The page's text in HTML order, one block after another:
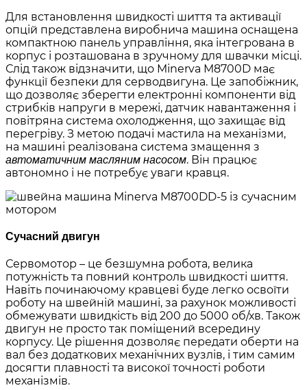
Для встановлення швидкості шиття та активації
опцій представлена виробнича машина оснащена
компактною панель управління, яка інтегрована в
корпус і розташована в зручному для швачки місці.
Слід також відзначити, що Minerva M8700D має
функції безпеки для серводвигуна. Це запобіжник,
що дозволяє зберегти електронні компоненти від
стрибків напруги в мережі, датчик навантаження і
повітряна система охолодження, що захищає від
перегріву. З метою подачі мастила на механізми,
на машині реалізована система змащення з
автоматичним масляним насосом. Він працює
автономно і не потребує уваги кравця.
Сучасний двигун
Сервомотор – це безшумна робота, велика
потужність та повний контроль швидкості шиття.
Навіть починаючому кравцеві буде легко освоїти
роботу на швейній машині, за рахунок можливості
обмежувати швидкість від 200 до 5000 об/хв. Також
двигун не просто так поміщений всередину
корпусу. Це рішення дозволяє передати оберти на
вал без додаткових механічних вузлів, і тим самим
досягти плавності та високої точності роботи
механізмів.